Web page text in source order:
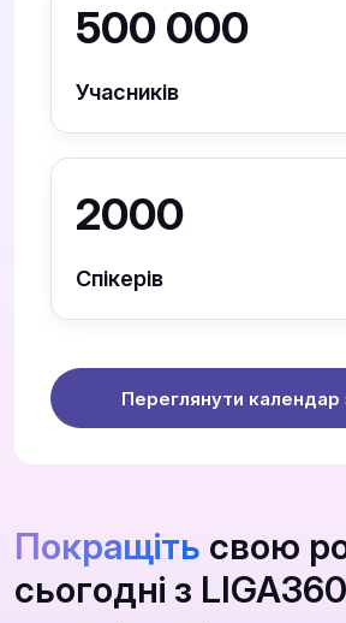
500 000
Учасників
2000
Спікерів
Переглянути календар
Покращіть свою
сьогодні з LIGA360